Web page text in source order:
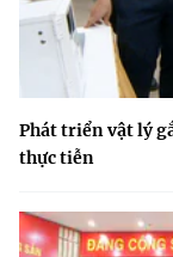
Phát triển vật lý
thực tiễn